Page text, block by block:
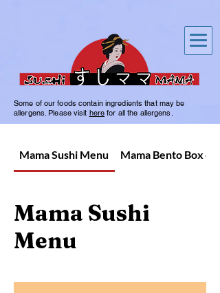
Mama Sushi Menu Mama Bento Box
Mama Sushi
Menu
Some of our foods contain ingredients that may be
allergens. Please visit here for all the allergens.